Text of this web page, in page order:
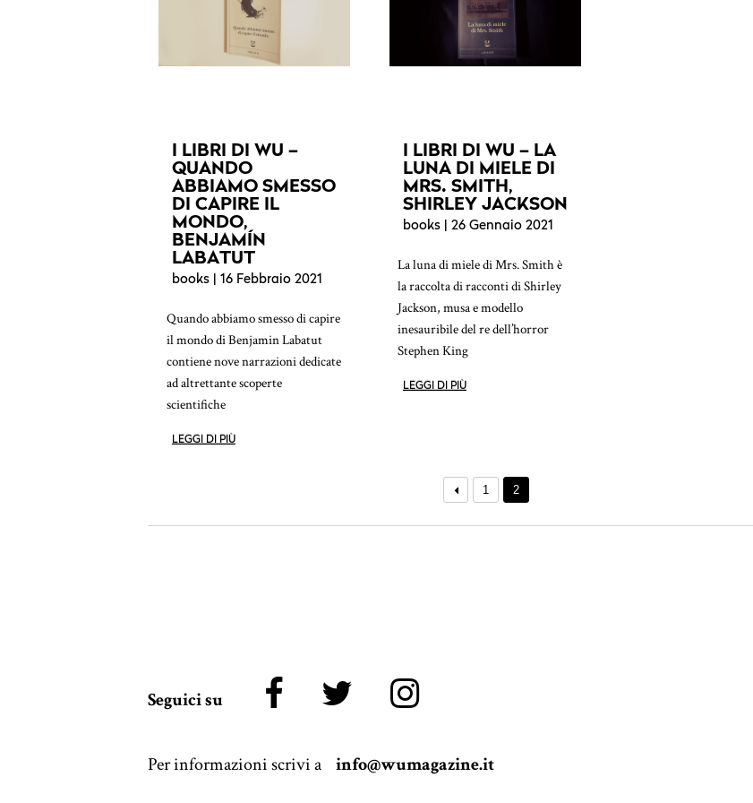
I LIBRI DI WU –
QUANDO
ABBIAMO SMESSO
DI CAPIRE IL
MONDO,
BENJAMÍN
LABATUT
books| 16 Febbraio 2021
Quando abbiamo smesso di capire
il mondo di Benjamin Labatut
contiene nove narrazioni dedicate
ad altrettante scoperte
scientifiche
LEGGI DI PIÙ
I LIBRI DI WU – LA
LUNA DI MIELE DI
MRS. SMITH,
SHIRLEY JACKSON
books| 26 Gennaio 2021
La luna di miele di Mrs. Smith è
la raccolta di racconti di Shirley
Jackson, musa e modello
inesauribile del re dell’horror
Stephen King
LEGGI DI PIÙ
1 2
Seguici su
Per informazioni scrivi a info@wumagazine.it